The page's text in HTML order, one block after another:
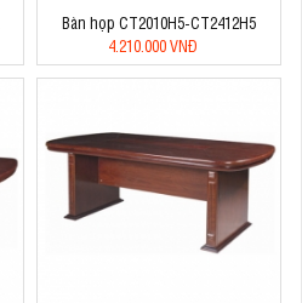
Bàn họp CT2010H5-CT2412H5
4.210.000 VNĐ